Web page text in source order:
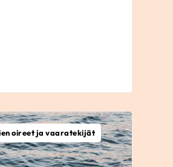
oireet ja vaaratekijät